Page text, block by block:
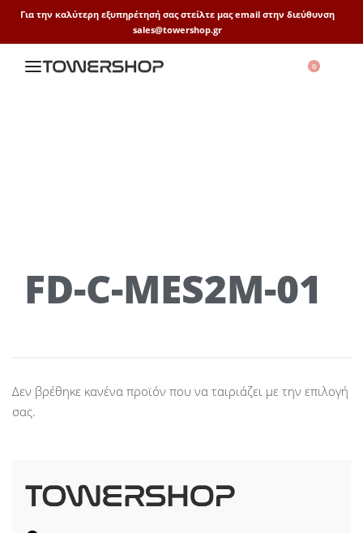
Για την καλύτερη εξυπηρέτησή σας στείλτε μας email στην διεύθυνση
sales@towershop.gr
0
FD-C-MES2M-01
Δεν βρέθηκε κανένα προϊόν που να ταιριάζει με την επιλογή
σας.